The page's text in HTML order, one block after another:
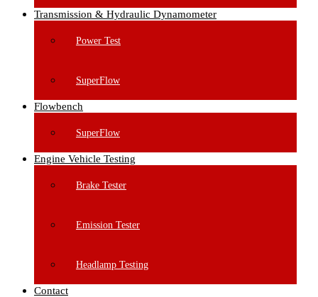
Transmission & Hydraulic Dynamometer
Power Test
SuperFlow
Flowbench
SuperFlow
Engine Vehicle Testing
Brake Tester
Emission Tester
Headlamp Testing
Contact